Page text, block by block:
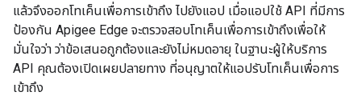
แล้วจึงออกโทเค็นเพื่อการเข้าถึง ไปยังแอป เมื่อแอปใช้ API ที่มีการ
ป้องกัน Apigee Edge จะตรวจสอบโทเค็นเพื่อการเข้าถึงเพื่อให้
มั่นใจว่า ว่าข้อเสนอถูกต้องและยังไม่หมดอายุ ในฐานะผู้ให้บริการ
API คุณต้องเปิดเผยปลายทาง ที่อนุญาตให้แอปรับโทเค็นเพื่อการ
เข้าถึง